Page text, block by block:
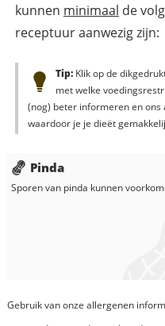
kunnen minimaal de
receptuur aanwezig zijn:
Tip:Klik op de
met welke
(nog) beter informeren en
waardoor je je dieët
Pinda
Sporen van pinda kunnen
Gebruik van onze allergenen